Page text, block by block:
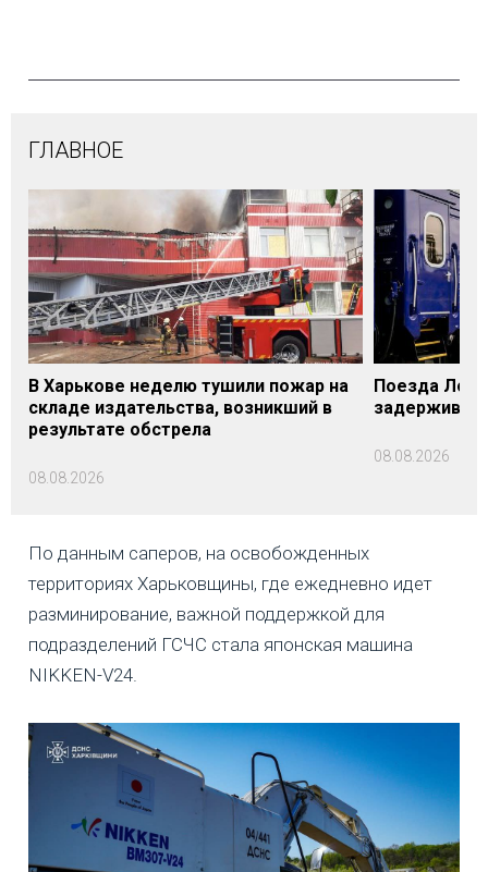
ГЛАВНОЕ
В Харькове неделю тушили пожар на
складе издательства, возникший в
результате обстрела
08.08.2026
Поезда
08.08.2026
По данным саперов, на освобожденных
территориях Харьковщины, где ежедневно идет
разминирование, важной поддержкой для
подразделений ГСЧС стала японская машина
NIKKEN-V24.